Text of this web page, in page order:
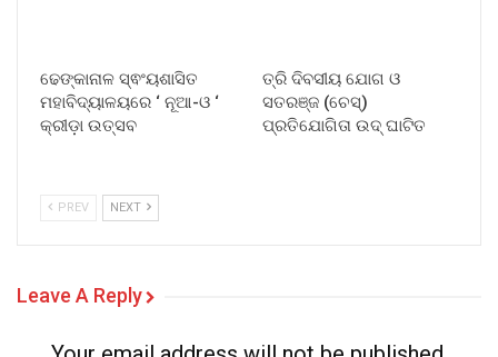
ଢେଙ୍କାନାଳ ସ୍ଵଂୟଶାସିତ
ମହାବିଦ୍ୟାଳୟରେ ‘ ନୂଆ-ଓ ‘
କ୍ରୀଡ଼ା ଉତ୍ସବ
ତ୍ରି ଦିବସୀୟ ଯୋଗ ଓ
ସତରଞ୍ଜ (ଚେସ୍)
ପ୍ରତିଯୋଗିତା ଉଦ୍ ଘାଟିତ
PREV NEXT
Leave A Reply